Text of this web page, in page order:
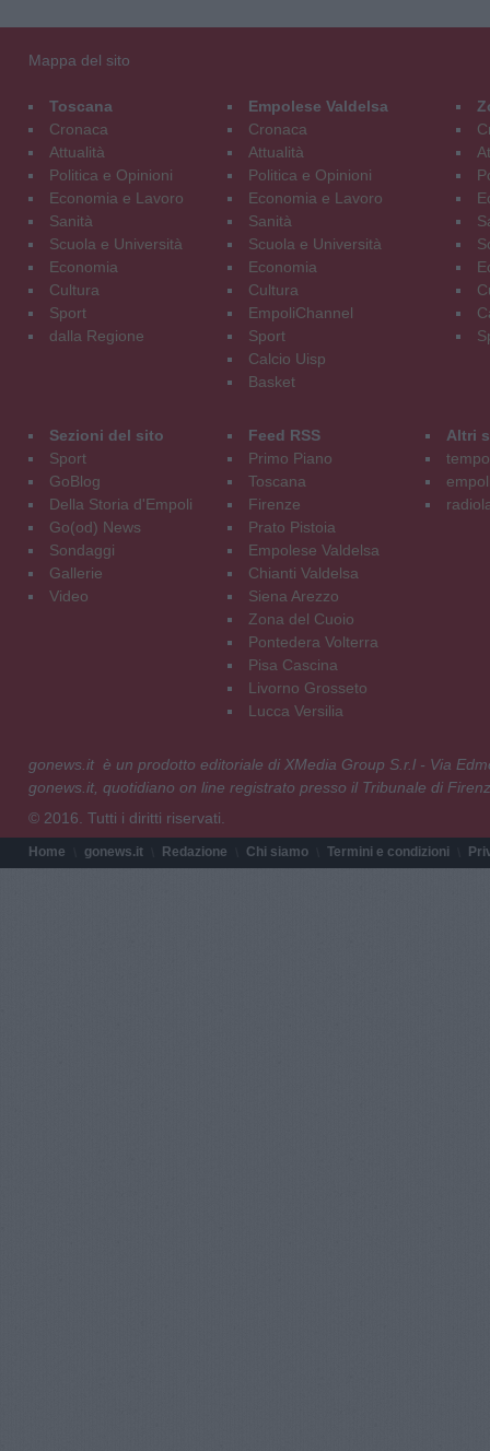
Mappa del sito
Toscana
Cronaca
Attualità
Politica e Opinioni
Economia e Lavoro
Sanità
Scuola e Università
Economia
Cultura
Sport
dalla Regione
Empolese Valdelsa
Cronaca
Attualità
Politica e Opinioni
Economia e Lavoro
Sanità
Scuola e Università
Economia
Cultura
EmpoliChannel
Sport
Calcio Uisp
Basket
Sezioni del sito
Sport
GoBlog
Della Storia d'Empoli
Go(od) News
Sondaggi
Gallerie
Video
Feed RSS
Primo Piano
Toscana
Firenze
Prato Pistoia
Empolese Valdelsa
Chianti Valdelsa
Siena Arezzo
Zona del Cuoio
Pontedera Volterra
Pisa Cascina
Livorno Grosseto
Lucca Versilia
Altri
gonews.it è un prodotto editoriale di XMedia Group S.r.l - Via
gonews.it, quotidiano on line registrato presso il Tribunale di
© 2016. Tutti i diritti riservati.
Home gonews.it Redazione Chi siamo Termini e condizioni